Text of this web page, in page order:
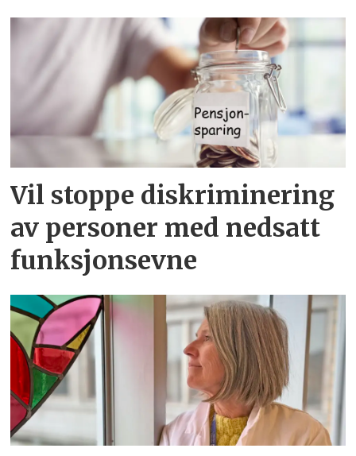
Vil stoppe diskriminering
av personer med nedsatt
funksjonsevne